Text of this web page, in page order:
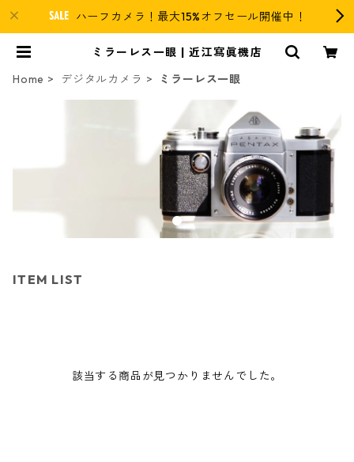
ハーフカメラ！最大15%オフセール開催中！
ミラーレス一眼 | 近江寫眞機店
Home
デジタルカメラ ミラーレス一眼
ITEM LIST
該当する商品が見つかりませんでした。